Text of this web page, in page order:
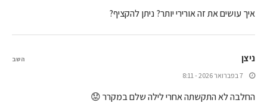
איך עושים את זה אורירי יותר? ניתן להקציף?
ניצן
7 בפברואר 2026 - 8:11
החלבה לא התקשתה אחרי לילה שלם במקרר 😟
השב